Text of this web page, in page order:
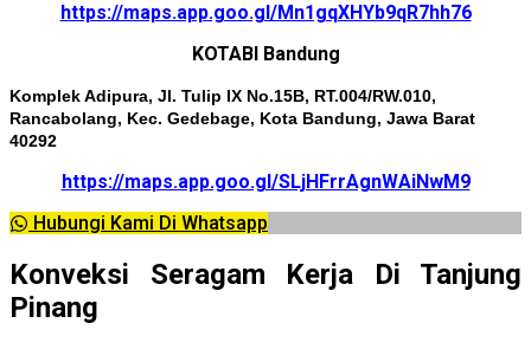
https://maps.app.goo.gl/Mn1gqXHYb9qR7hh76
KOTABI Bandung
Komplek Adipura, Jl. Tulip IX No.15B, RT.004/RW.010,
Rancabolang, Kec. Gedebage, Kota Bandung, Jawa Barat
40292
https://maps.app.goo.gl/SLjHFrrAgnWAiNwM9
Hubungi Kami Di Whatsapp
Konveksi Seragam Kerja Di Tanjung
Pinang